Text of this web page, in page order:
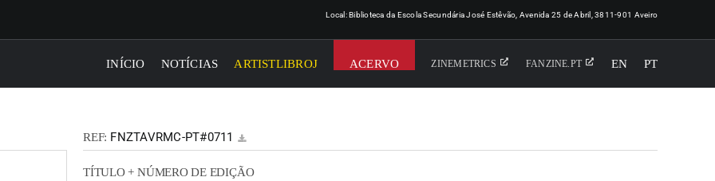
Local: Biblioteca da Escola Secundária José Estêvão, Avenida 25 de Abril, 3811-901 Aveiro
INÍCIO NOTÍCIAS ARTISTLIBROJ ACERVO ZINEMETRICS FANZINE.PT EN PT
REF: FNZTAVRMC-PT#0711
TÍTULO + NÚMERO DE EDIÇÃO